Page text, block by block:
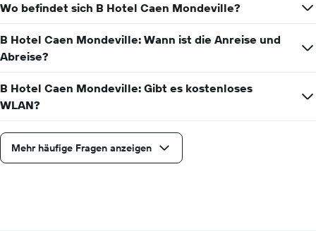
Tage
vor
dem
Aufenthalt
anzeigt
Diagramm
hat
1
Y-
Achse,
Wo befindet sich B Hotel Caen Mondeville?
B Hotel Caen Mondeville: Wann ist die Anreise und
Abreise?
B Hotel Caen Mondeville: Gibt es kostenloses
WLAN?
Mehr häufige Fragen anzeigen